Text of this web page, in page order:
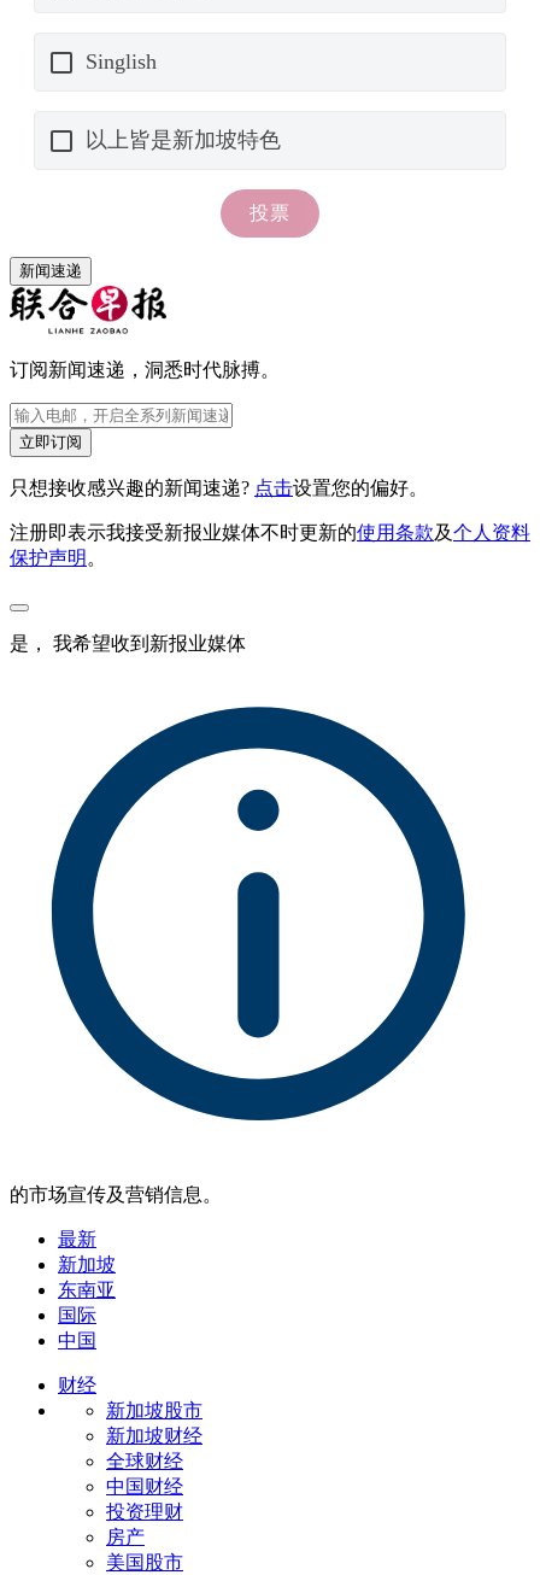
新闻速递
订阅新闻速递，洞悉时代脉搏。
立即订阅
只想接收感兴趣的新闻速递? 点击设置您的偏好。
注册即表示我接受新报业媒体不时更新的使用条款及个人资料
保护声明 。
是， 我希望收到新报业媒体
的市场宣传及营销信息。
最新
新加坡
东南亚
国际
中国
财经
新加坡股市
新加坡财经
全球财经
中国财经
投资理财
房产
美国股市